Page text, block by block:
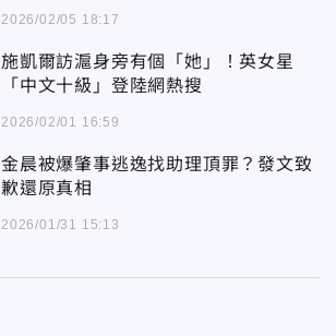
2026/02/05 18:17
施凱爾訪滬身旁有個「她」！英女星
「中文十級」登陸網熱搜
2026/02/01 16:59
金晨被爆肇事逃逸找助理頂罪？發文致
歉還原真相
2026/01/31 15:13